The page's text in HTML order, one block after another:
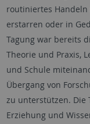
routiniertes
erstarren oder in
Tagung war bereits
Theorie und Praxis,
und Schule
Übergang von
zu unterstützen. Die
Erziehung und